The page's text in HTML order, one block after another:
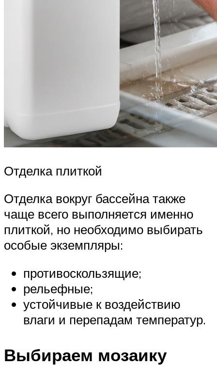
Отделка плиткой
Отделка вокруг бассейна также
чаще всего выполняется именно
плиткой, но необходимо выбирать
особые экземпляры:
противоскользящие;
рельефные;
устойчивые к воздействию
влаги и перепадам температур.
Выбираем мозаику